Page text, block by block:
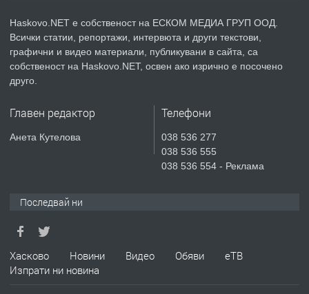
преди 5 дни
ПРЕДЛАГА
Продавам парцел в гр. Хасково кв.
СГЛОБЯВАНЕ НА МЕБЕЛИ.
ПРЕДЛАГА
№4119 Едностаен обзаведен
Haskovo.NET е собственост на ЕСКОМ МЕДИА ГРУП ООД.
Всички статии, репортажи, интервюта и други текстови,
графични и видео материали, публикувани в сайта, са
собственост на Haskovo.NET, освен ако изрично е посочено
друго.
Главен редактор
Анета Кутелова
Телефони
038 536 277
038 536 555
038 536 554 - Реклама
Последвай ни
Хасково Новини Видео Обяви
еТВ
Изпрати ни новина